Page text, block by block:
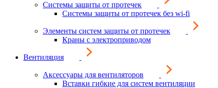
Системы защиты от протечек
Системы защиты от протечек без wi-fi
Элементы систем защиты от протечек
Краны с электроприводом
Вентиляция
Аксессуары для вентиляторов
Вставки гибкие для систем вентиляции